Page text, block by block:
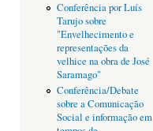
Conferência por Luís
Tarujo sobre
"Envelhecimento e
representações da
velhice na obra de José
Saramago"
Conferência/Debate
sobre a Comunicação
Social e informação em